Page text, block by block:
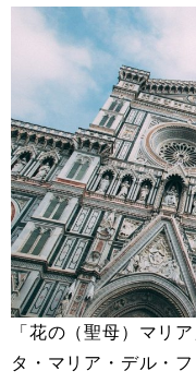
「花の（聖母）マリ
タ・マリア・デル・